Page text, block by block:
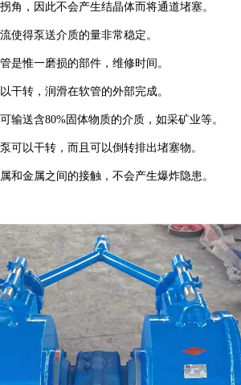
角，因此不会产生结晶体而将通道堵塞。
使得泵送介质的量非常稳定。
是惟一磨损的部件，维修时间。
干转，润滑在软管的外部完成。
输送含80%固体物质的介质，如采矿业等。
可以干转，而且可以倒转排出堵塞物。
和金属之间的接触，不会产生爆炸隐患。